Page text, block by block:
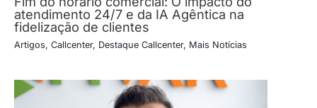
atendimento 24/7 e da IA Agêntica na
fidelização de clientes
Artigos, Callcenter, Destaque Callcenter, Mais Notícias